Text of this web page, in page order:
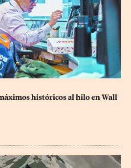
históricos al hilo en Wall